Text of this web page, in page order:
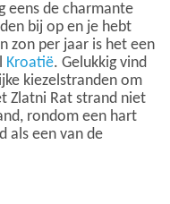
eens de charmante
bij op en je hebt
zon per jaar is het een
Kroatië. Gelukkig vind
kiezelstranden om
Zlatni Rat strand niet
rondom een hart
als een van de